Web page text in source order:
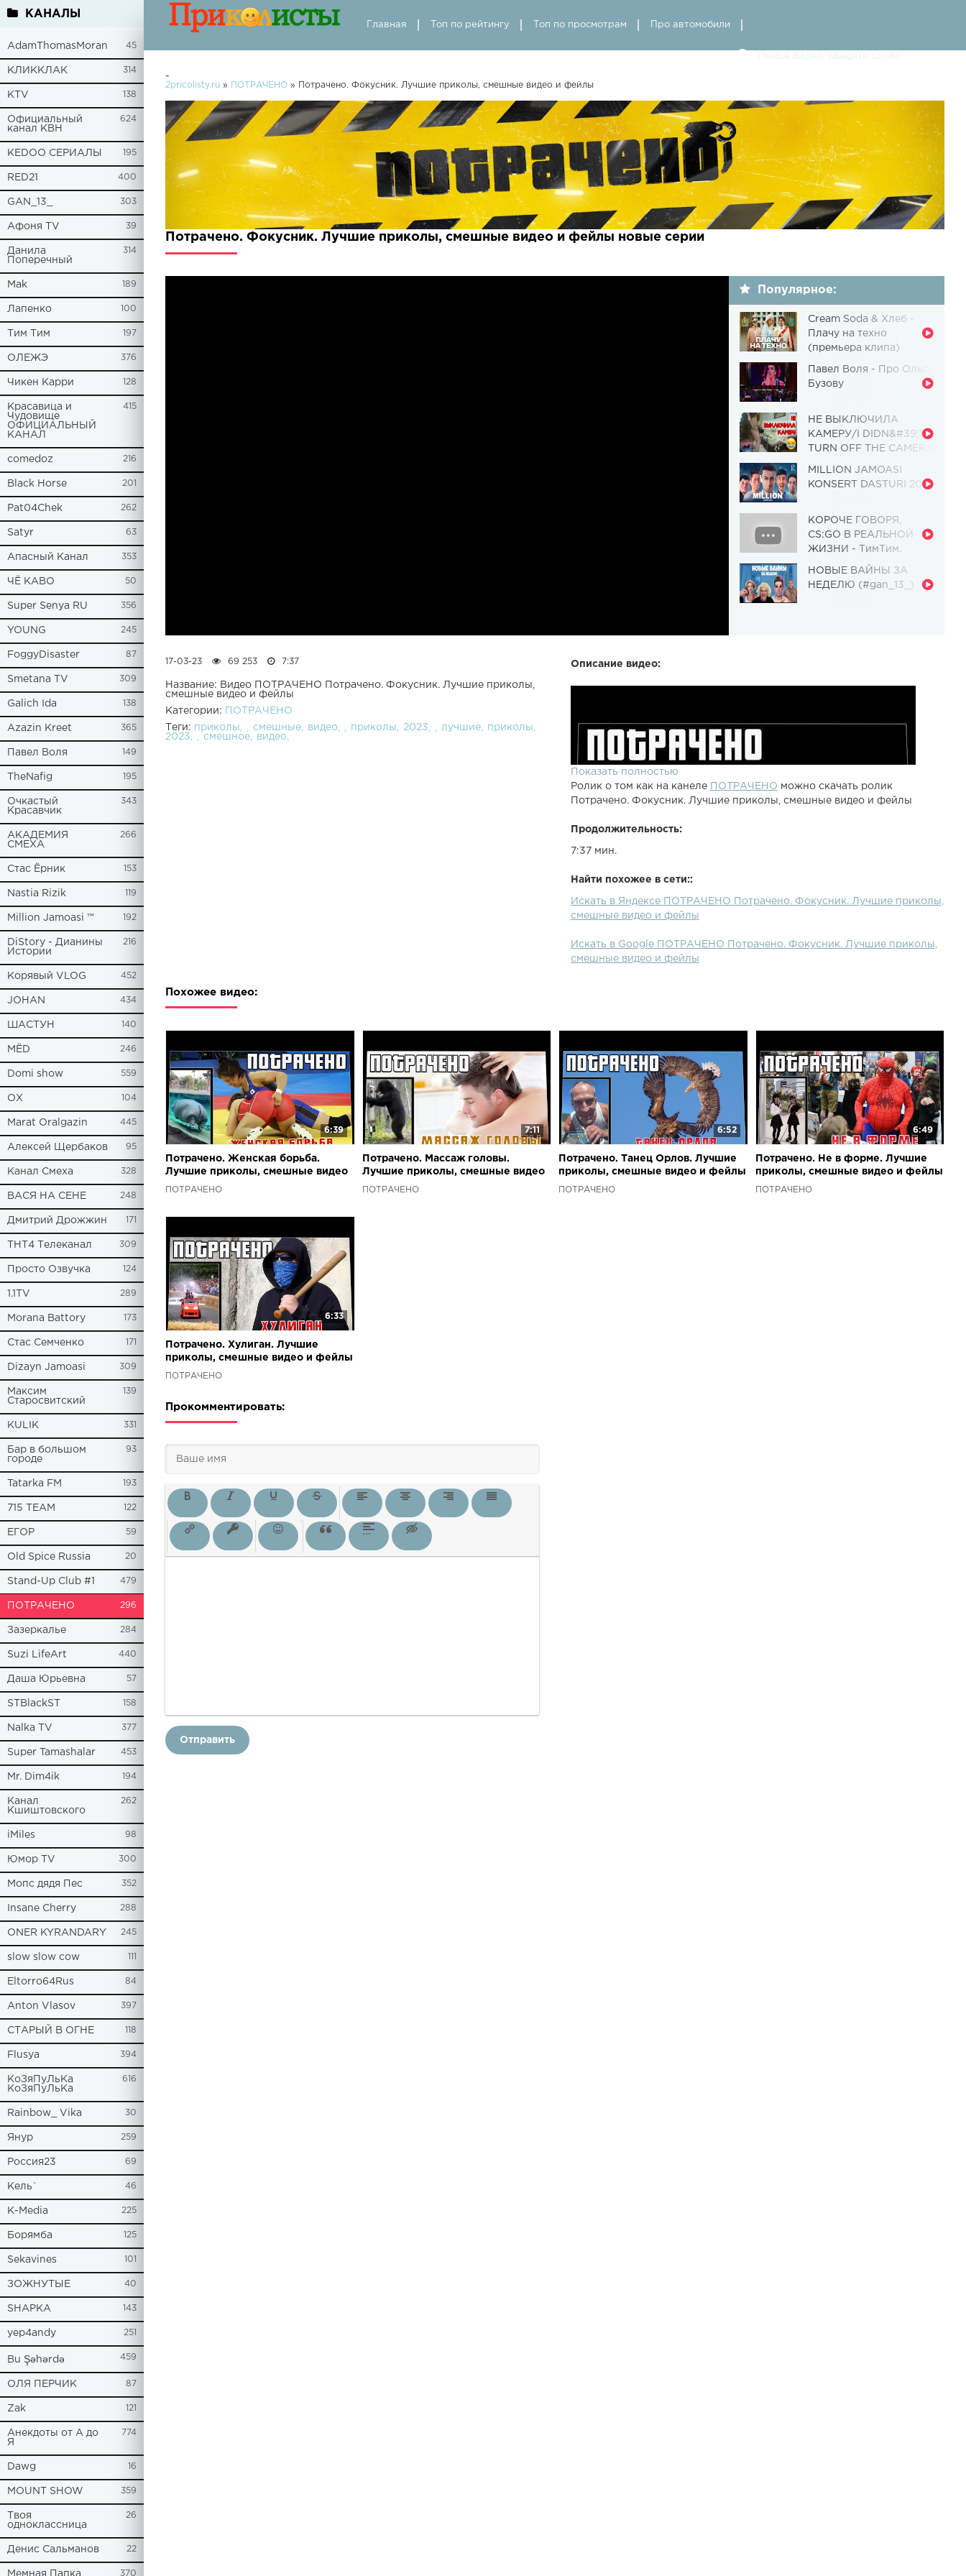
КАНАЛЫ
AdamThomasMoran 45
КЛИККЛАК 314
KTV 138
Официальный
канал КВН
624
KEDOO СЕРИАЛЫ 195
RED21 400
GAN_13_ 303
Афоня TV 39
Данила
Поперечный
314
Mak 189
Лапенко 100
Tим Тим 197
ОЛЕЖЭ 376
Чикен Карри 128
Красавица и
Чудовище
ОФИЦИАЛЬНЫЙ
КАНАЛ
415
comedoz 216
Black Horse 201
Pat04Chek 262
Satyr 63
Апасный Канал 353
ЧЁ КАВО 50
Super Senya RU 356
YOUNG 245
FoggyDisaster 87
Smetana TV 309
Galich Ida 138
Azazin Kreet 365
Павел Воля 149
TheNafig 195
Очкастый
Красавчик
343
АКАДЕМИЯ
СМЕХА
266
Стас Ёрник 153
Nastia Rizik 119
Million Jamoasi ™ 192
DiStory - Дианины
Истории
216
Корявый VLOG 452
JOHAN 434
ШАСТУН 140
МЁD 246
Domi show 559
ОХ 104
Marat Oralgazin 445
Алексей Щербаков 95
Канал Смеха 328
ВАСЯ НА СЕНЕ 248
Дмитрий Дрожжин 171
ТНТ4 Телеканал 309
Просто Озвучка 124
1.1TV 289
Morana Battory 173
Стас Семченко 171
Dizayn Jamoasi 309
Максим
Старосвитский
139
KULIK 331
Бар в большом
городе
93
Tatarka FM 193
715 TEAM 122
ЕГОР 59
Old Spice Russia 20
Stand-Up Club #1 479
ПОТРАЧЕНО 296
Зазеркалье 284
Suzi LifeArt 440
Даша Юрьевна 57
STBlackST 158
Nalka TV 377
Super Tamashalar 453
Mr. Dim4ik 194
Канал
Кшиштовского
262
iMiles 98
Юмор TV 300
Мопс дядя Пес 352
Insane Cherry 288
ONER KYRANDARY 245
slow slow cow 111
Eltorro64Rus 84
Anton Vlasov 397
СТАРЫЙ В ОГНЕ 118
Flusya 394
КоЗяПуЛьКа
КоЗяПуЛьКа
616
Rainbow_ Vika 30
Янур 259
Россия23 69
Кель` 46
К-Media 225
Борямба 125
Sekavines 101
ЗОЖНУТЫЕ 40
SHAPKA 143
yep4andy 251
Bu Şəhərdə 459
ОЛЯ ПЕРЧИК 87
Zak 121
Анекдоты от А до
Я
774
Dawg 16
MOUNT SHOW 359
Твоя
одноклассница
26
Денис Сальманов 22
Мемная Папка 370
Главная Топ по рейтингу Топ по просмотрам Про автомобили
-
2pricolisty.ru » ПОТРАЧЕНО » Потрачено. Фокусник. Лучшие приколы, смешные видео и фейлы
Потрачено. Фокусник. Лучшие приколы, смешные видео и фейлы новые серии
Популярное:
Cream Soda & Хлеб -
Плачу на техно
(премьера клипа)
Павел Воля - Про Ольгу
Бузову
НЕ ВЫКЛЮЧИЛА
КАМЕРУ/I DIDN&#39;T
TURN OFF THE CAMERA
Чудовище] (Выпуск 110)
MILLION JAMOASI
KONSERT DASTURI 2019
КОРОЧЕ ГОВОРЯ,
CS:GO В РЕАЛЬНОЙ
ЖИЗНИ - ТимТим.
НОВЫЕ ВАЙНЫ ЗА
НЕДЕЛЮ (#gan_13_)
Описание видео:
Показать полностью
Ролик о том как на канеле
ПОТРАЧЕНО можно скачать ролик
Потрачено. Фокусник. Лучшие приколы, смешные видео и фейлы
Продолжительность:
7:37 мин.
Найти похожее в сети::
Искать в Яндексе ПОТРАЧЕНО Потрачено. Фокусник. Лучшие приколы,
смешные видео и фейлы
Искать в Google ПОТРАЧЕНО Потрачено. Фокусник. Лучшие приколы,
смешные видео и фейлы
17-03-23 69 253 7:37
Название: Видео ПОТРАЧЕНО Потрачено. Фокусник. Лучшие приколы,
смешные видео и фейлы
Категории:
ПОТРАЧЕНО
Теги: приколы смешные видео приколы 2023 лучшие
приколы
2023
смешное видео
Похожее видео:
6:39
Потрачено. Женская борьба.
Лучшие приколы, смешные видео
и фейлы
ПОТРАЧЕНО
7:11
Потрачено. Массаж головы.
Лучшие приколы, смешные видео
и фейлы
ПОТРАЧЕНО
6:52
Потрачено. Танец Орлов. Лучшие
приколы, смешные видео и фейлы
ПОТРАЧЕНО
6:49
Потрачено. Не в форме. Лучшие
приколы, смешные видео и фейлы
ПОТРАЧЕНО
6:33
Потрачено. Хулиган. Лучшие
приколы, смешные видео и фейлы
ПОТРАЧЕНО
Прокомментировать:
Отправить